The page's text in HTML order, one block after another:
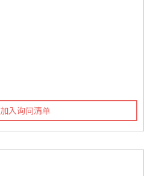
加入询问清单